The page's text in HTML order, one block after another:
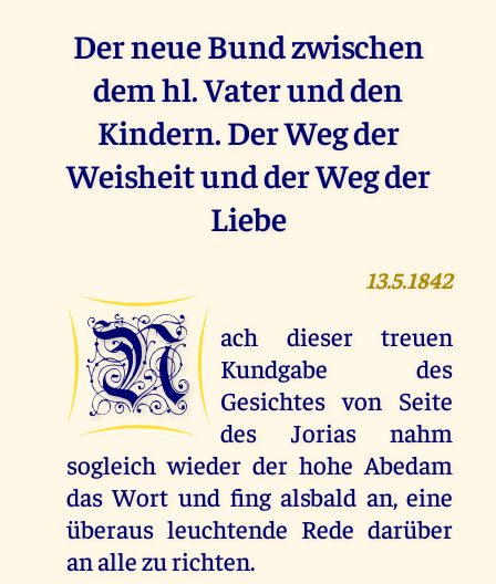
Der neue Bund zwischen
dem hl. Vater und den
Kindern. Der Weg der
Weisheit und der Weg der
Liebe
13.5.1842
N
ach dieser treuen
Kundgabe des
Gesichtes von Seite
des Jorias nahm
sogleich wieder der hohe Abedam
das Wort und fing alsbald an, eine
überaus leuchtende Rede darüber
an alle zu richten.